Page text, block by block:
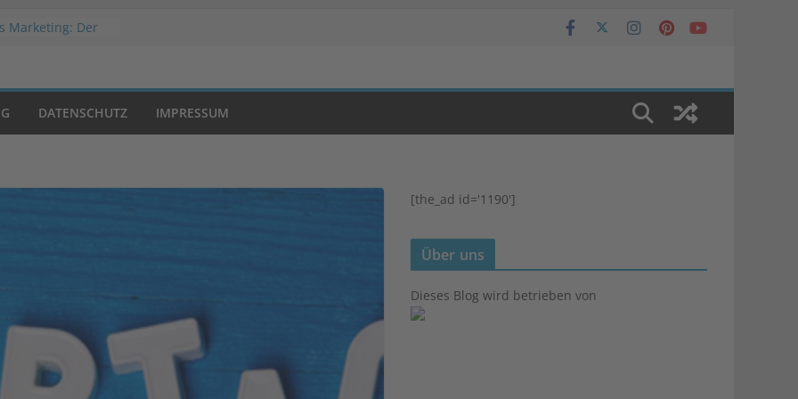
Marketing: Der
DATENSCHUTZ IMPRESSUM
[the_ad id='1190']
Über uns
Dieses Blog wird betrieben von